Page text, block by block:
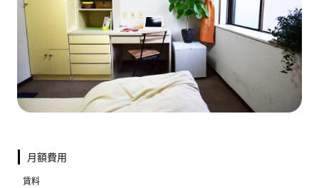
月額費用
賃料